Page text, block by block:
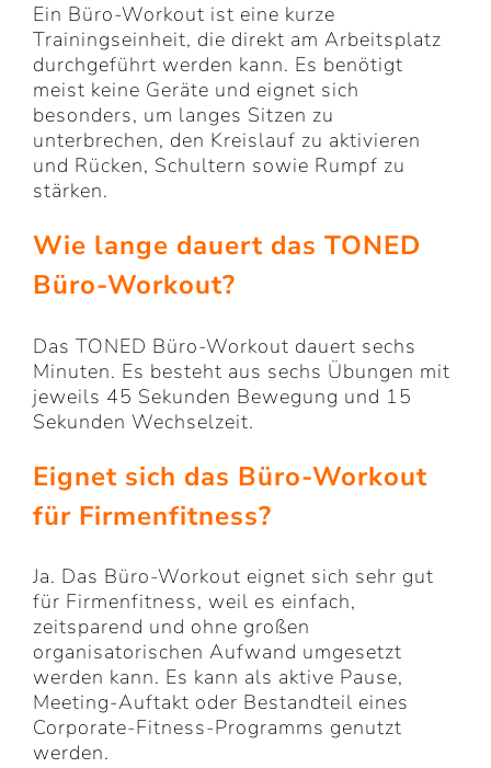
Ein Büro-Workout ist eine kurze
Trainingseinheit, die direkt am Arbeitsplatz
durchgeführt werden kann. Es benötigt
meist keine Geräte und eignet sich
besonders, um langes Sitzen zu
unterbrechen, den Kreislauf zu aktivieren
und Rücken, Schultern sowie Rumpf zu
stärken.
Wie lange dauert das TONED
Büro-Workout?
Das TONED Büro-Workout dauert sechs
Minuten. Es besteht aus sechs Übungen mit
jeweils 45 Sekunden Bewegung und 15
Sekunden Wechselzeit.
Eignet sich das Büro-Workout
für Firmenfitness?
Ja. Das Büro-Workout eignet sich sehr gut
für Firmenfitness, weil es einfach,
zeitsparend und ohne großen
organisatorischen Aufwand umgesetzt
werden kann. Es kann als aktive Pause,
Meeting-Auftakt oder Bestandteil eines
Corporate-Fitness-Programms genutzt
werden.